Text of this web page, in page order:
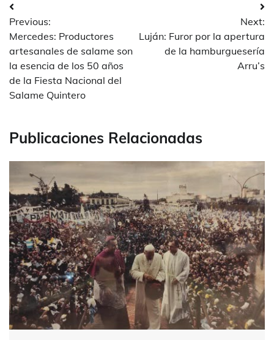
Navegación
de
entradas
Previous:
Mercedes: Productores
artesanales de salame son
la esencia de los 50 años
de la Fiesta Nacional del
Salame Quintero
Next:
Luján: Furor por la apertura
de la hamburguesería
Arru’s
Publicaciones Relacionadas